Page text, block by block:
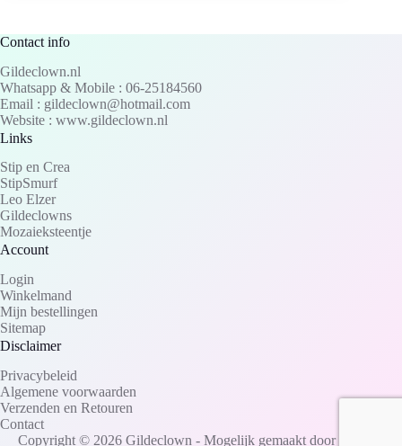
Contact info
Gildeclown.nl
Whatsapp & Mobile : 06-25184560
Email : gildeclown@hotmail.com
Website : www.gildeclown.nl
Links
Stip en Crea
StipSmurf
Leo Elzer
Gildeclowns
Mozaieksteentje
Account
Login
Winkelmand
Mijn bestellingen
Sitemap
Disclaimer
Privacybeleid
Algemene voorwaarden
Verzenden en Retouren
Contact
Copyright © 2026 Gildeclown - Mogelijk gemaakt door